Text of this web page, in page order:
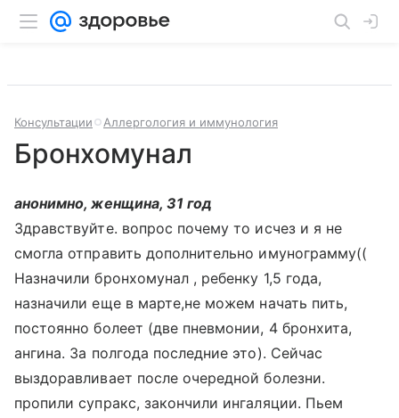
Консультации Аллергология и иммунология
Бронхомунал
анонимно, женщина, 31 год
Здравствуйте. вопрос почему то исчез и я не
смогла отправить дополнительно имунограмму((
Назначили бронхомунал , ребенку 1,5 года,
назначили еще в марте,не можем начать пить,
постоянно болеет (две пневмонии, 4 бронхита,
ангина. За полгода последние это). Сейчас
выздоравливает после очередной болезни.
пропили супракс, закончили ингаляции. Пьем